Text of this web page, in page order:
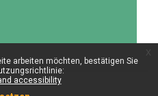
arbeiten möchten, bestätigen Sie
accessibility